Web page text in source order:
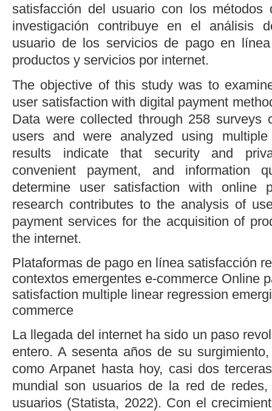
satisfacción del usuario con los
investigación contribuye en el análisis
usuario de los servicios de pago en
productos y servicios por internet.
The objective of this study was to
user satisfaction with digital payment
Data were collected through 258 surveys
users and were analyzed using
results indicate that security and
convenient payment, and information
determine user satisfaction with online
research contributes to the analysis of
payment services for the acquisition of
the internet.
Plataformas de pago en línea satisfacción
contextos emergentes e-commerce Online
satisfaction multiple linear regression
commerce
La llegada del internet ha sido un paso
entero. A sesenta años de su
como Arpanet hasta hoy, casi dos
mundial son usuarios de la red de
usuarios (Statista, 2022). Con el